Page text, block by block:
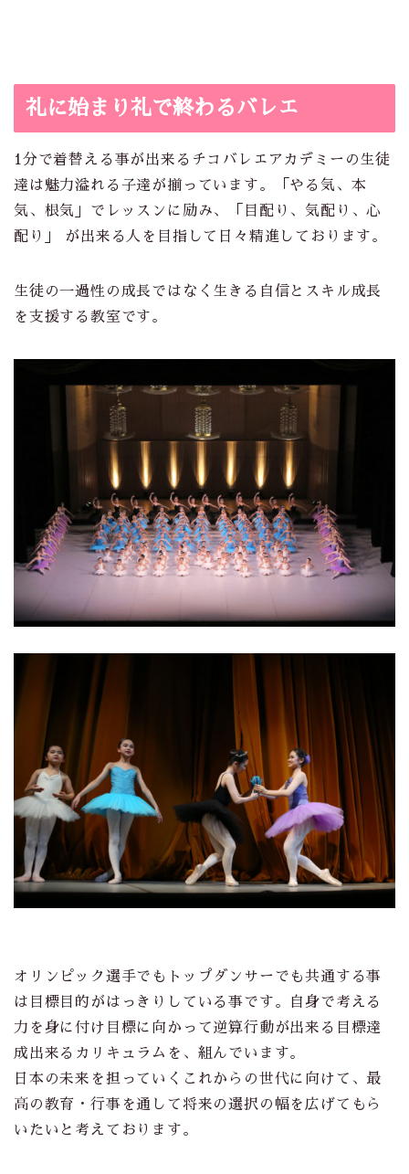
礼に始まり礼で終わるバレエ
1分で着替える事が出来るチコバレエアカデミーの生徒
達は魅力溢れる子達が揃っています。「やる気、本
気、根気」でレッスンに励み、「目配り、気配り、心
配り」 が出来る人を目指して日々精進しております。
生徒の一過性の成長ではなく生きる自信とスキル成長
を支援する教室です。
オリンピック選手でもトップダンサーでも共通する事
は目標目的がはっきりしている事です。自身で考える
力を身に付け目標に向かって逆算行動が出来る目標達
成出来るカリキュラムを、組んでいます。
日本の未来を担っていくこれからの世代に向けて、最
高の教育・行事を通して将来の選択の幅を広げてもら
いたいと考えております。